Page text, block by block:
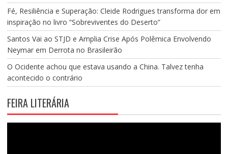
Fé, Resiliência e Superação: Cleide Rodrigues transforma dor em
inspiração no livro “Sobreviventes do Deserto”
Santos Vai ao STJD e Amplia Crise Após Polêmica Envolvendo
Neymar em Derrota no Brasileirão
O Ocidente achou que estava usando a China. Talvez tenha
acontecido o contrário
FEIRA LITERÁRIA